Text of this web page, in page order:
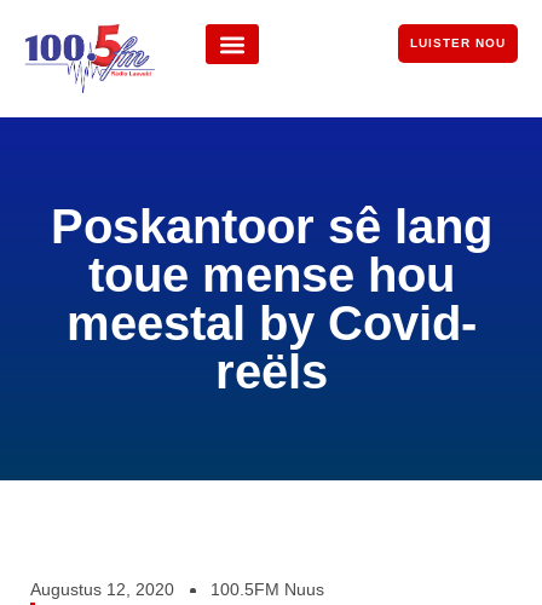
LUISTER NOU
Poskantoor sê lang
toue mense hou
meestal by Covid-
reëls
Augustus 12, 2020 100.5FM Nuus